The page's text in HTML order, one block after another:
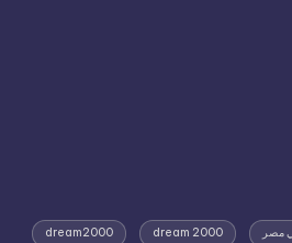
dream2000 dream 2000 مصر